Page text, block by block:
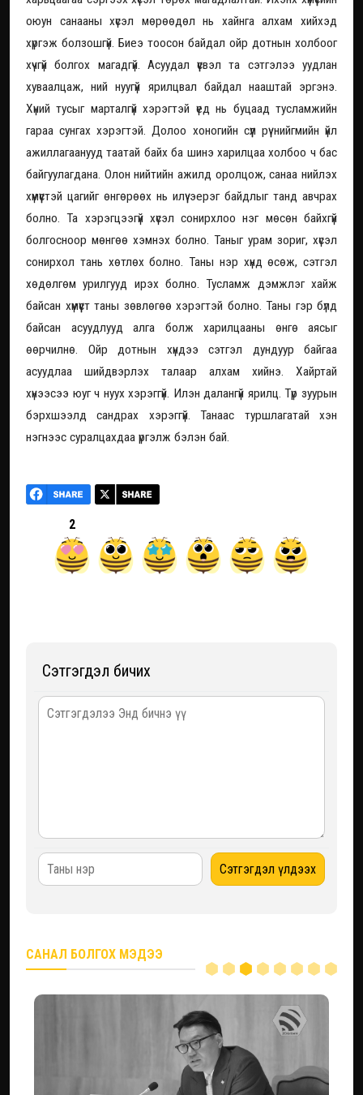
оюун санааны хүсэл мөрөөдөл нь хайнга алхам хийхэд
хүргэж болзошгүй. Биеэ тоосон байдал ойр дотнын холбоог
хүчгүй болгох магадгүй. Асуудал үүсвэл та сэтгэлээ уудлан
хуваалцаж, ний нуугүй ярилцвал байдал нааштай эргэнэ.
Хүний тусыг марталгүй хэрэгтэй үед нь буцаад тусламжийн
гараа сунгах хэрэгтэй. Долоо хоногийн сүүл рүү нийгмийн үйл
ажиллагаанууд таатай байх ба шинэ харилцаа холбоо ч бас
байгуулагдана. Олон нийтийн ажилд оролцож, санаа нийлэх
хүмүүстэй цагийг өнгөрөөх нь илүү эерэг байдлыг танд авчрах
болно. Та хэрэгцээгүй хүсэл сонирхлоо нэг мөсөн байхгүй
болгосноор мөнгөө хэмнэх болно. Таныг урам зориг, хүсэл
сонирхол тань хөтлөх болно. Таны нэр хүнд өсөж, сэтгэл
хөдөлгөм урилгууд ирэх болно. Тусламж дэмжлэг хайж
байсан хүмүүст таны зөвлөгөө хэрэгтэй болно. Таны гэр бүлд
байсан асуудлууд алга болж харилцааны өнгө аясыг
өөрчилнө. Ойр дотнын хүндээ сэтгэл дундуур байгаа
асуудлаа шийдвэрлэх талаар алхам хийнэ. Хайртай
хүнээсээ юуг ч нуух хэрэггүй. Илэн далангүй ярилц. Түр зуурын
бэрхшээлд сандрах хэрэггүй. Танаас туршлагатай хэн
нэгнээс суралцахдаа үргэлж бэлэн бай.
2
Сэтгэгдэл бичих
САНАЛ БОЛГОХ МЭДЭЭ